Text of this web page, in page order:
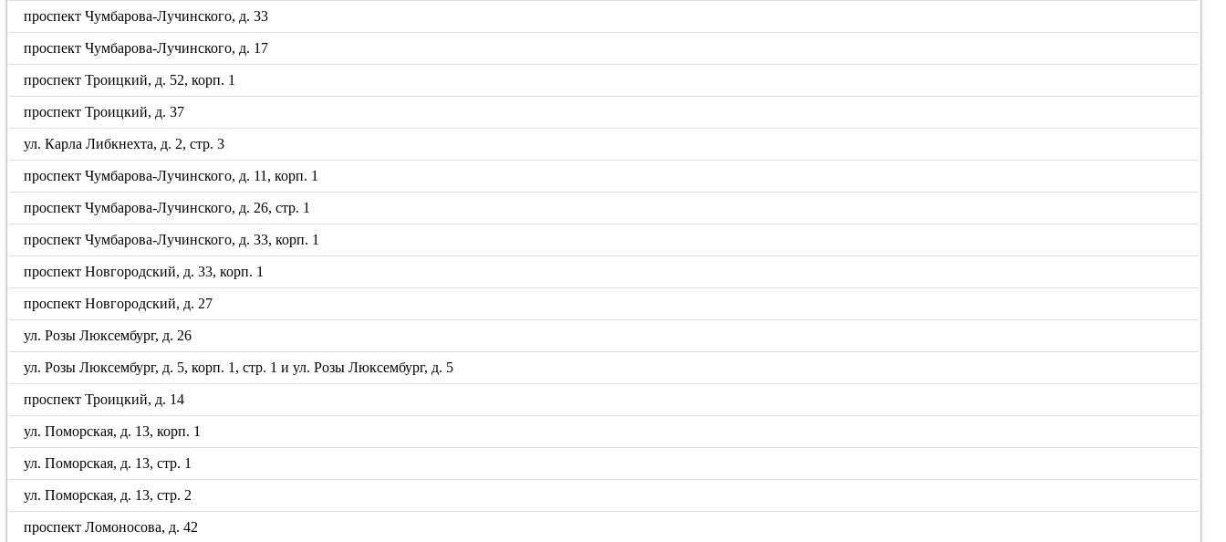
проспект Чумбарова-Лучинского, д. 33
проспект Чумбарова-Лучинского, д. 17
проспект Троицкий, д. 52, корп. 1
проспект Троицкий, д. 37
ул. Карла Либкнехта, д. 2, стр. 3
проспект Чумбарова-Лучинского, д. 11, корп. 1
проспект Чумбарова-Лучинского, д. 26, стр. 1
проспект Чумбарова-Лучинского, д. 33, корп. 1
проспект Новгородский, д. 33, корп. 1
проспект Новгородский, д. 27
ул. Розы Люксембург, д. 26
ул. Розы Люксембург, д. 5, корп. 1, стр. 1 и ул. Розы Люксембург, д. 5
проспект Троицкий, д. 14
ул. Поморская, д. 13, корп. 1
ул. Поморская, д. 13, стр. 1
ул. Поморская, д. 13, стр. 2
проспект Ломоносова, д. 42